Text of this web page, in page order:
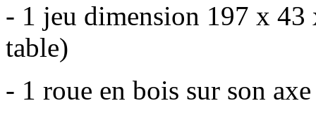
- 1 jeu dimension 197 x 43
table)
- 1 roue en bois sur son axe